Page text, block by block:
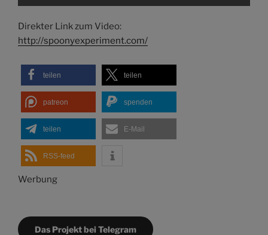
Direkter Link zum Video:
http://spoonyexperiment.com/
teilen teilen
patreon spenden
teilen E-Mail
RSS-feed
Werbung
Das Projekt bei Telegram